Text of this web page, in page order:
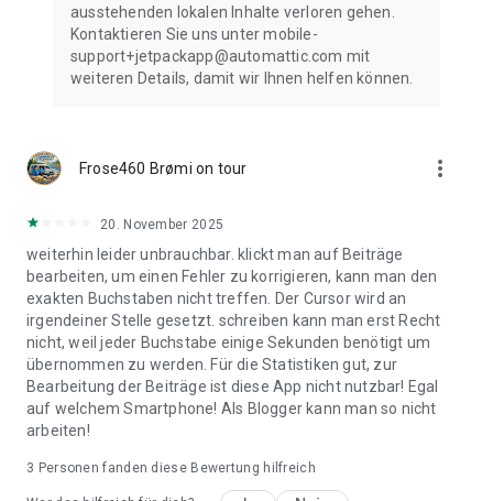
TEILEN
Richte automatisches Teilen ein, damit deine Follower in den
Füge deinen Beiträgen Social Sharing-Buttons hinzu, damit
deine Besucher sie in ihrem Netzwerk teilen können. So
Weitere Informationen findest du unter
https://jetpack.com/mobile
Den Datenschutzhinweis für Benutzer in Kalifornien findest
du unter https://automattic.com/privacy/#california-
consumer-privacy-act-ccpa
ausstehenden lokalen Inhalte verloren gehen.
Kontaktieren Sie uns unter mobile-
support+jetpackapp@automattic.com mit
weiteren Details, damit wir Ihnen helfen können.
Frose460 Brømi on tour more_vert
20. November 2025
weiterhin leider unbrauchbar. klickt man auf Beiträge
bearbeiten, um einen Fehler zu korrigieren, kann man den
exakten Buchstaben nicht treffen. Der Cursor wird an
irgendeiner Stelle gesetzt. schreiben kann man erst Recht
nicht, weil jeder Buchstabe einige Sekunden benötigt um
übernommen zu werden. Für die Statistiken gut, zur
Bearbeitung der Beiträge ist diese App nicht nutzbar! Egal
auf welchem Smartphone! Als Blogger kann man so nicht
arbeiten!
3 Personen fanden diese Bewertung hilfreich